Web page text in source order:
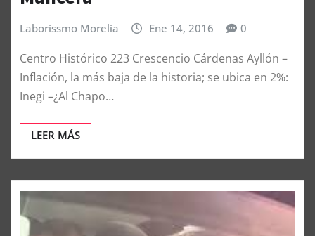
Laborissmo Morelia Ene 14, 2016 0
Centro Histórico 223 Crescencio Cárdenas Ayllón –
Inflación, la más baja de la historia; se ubica en 2%:
Inegi –¿Al Chapo…
LEER MÁS